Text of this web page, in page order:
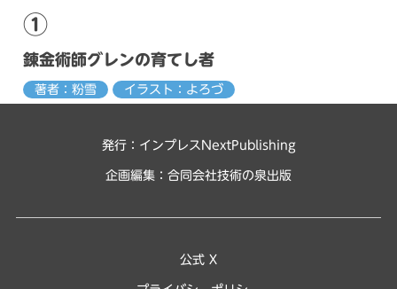
①
錬金術師グレンの育てし者
著者：粉雪 イラスト：よろづ
発行：インプレスNextPublishing
企画編集： 合同会社技術の泉出版
公式 X